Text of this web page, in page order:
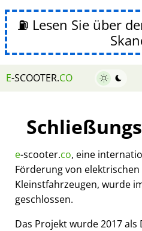
⛽ Lesen Sie über
E-SCOOTER.CO
e-scooter.co, eine
Förderung von
Kleinstfahrzeugen, wurde
geschlossen.
Das Projekt wurde 2017